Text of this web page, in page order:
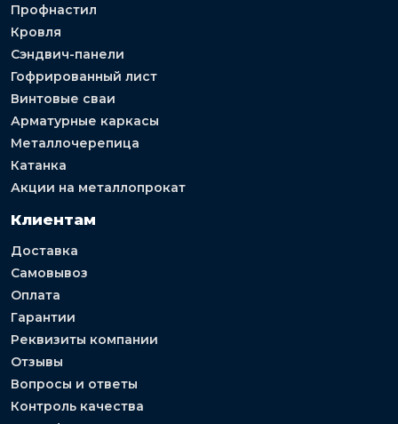
Профнастил
Кровля
Сэндвич-панели
Гофрированный лист
Винтовые сваи
Арматурные каркасы
Металлочерепица
Катанка
Акции на металлопрокат
Клиентам
Доставка
Самовывоз
Оплата
Гарантии
Реквизиты компании
Отзывы
Вопросы и ответы
Контроль качества